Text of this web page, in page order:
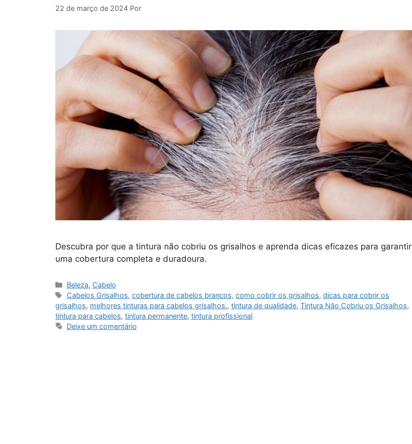
22 de março de 2024 Por
Descubra por que a tintura não cobriu os grisalhos e aprenda dicas eficazes para garantir
uma cobertura completa e duradoura.
Categorias
Beleza, Cabelo
Tags
Cabelos Grisalhos,cobertura de cabelos brancos,como cobrir os grisalhos,dicas para cobrir os
grisalhos, melhores tinturas para cabelos grisalhos., tintura de qualidade, Tintura Não Cobriu os Grisalhos,
tintura para cabelos, tintura permanente, tintura profissional
Deixe um comentário